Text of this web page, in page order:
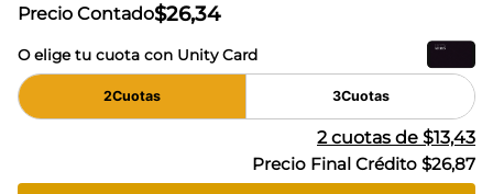
Precio Contado$26,34
O elige tu cuota con Unity Card
2Cuotas 3Cuotas
2cuotas de $13,43
Precio Final Crédito $26,87